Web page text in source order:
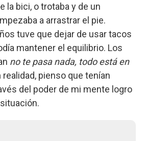
la bici, o trotaba y de un
a arrastrar el pie.
tuve que dejar de usar tacos
mantener el equilibrio. Los
no te pasa nada, todo está en
realidad, pienso que tenían
del poder de mi mente logro